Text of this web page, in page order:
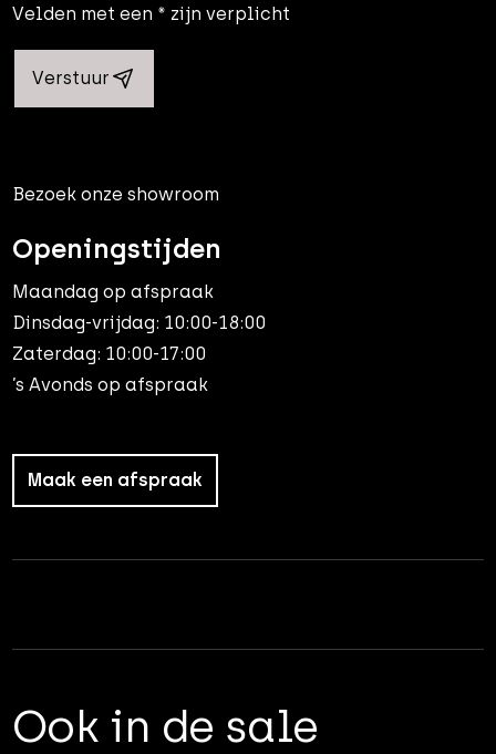
Velden met een * zijn verplicht
Verstuur
Bezoek onze showroom
Openingstijden
Maandag op afspraak
Dinsdag-vrijdag: 10:00-18:00
Zaterdag: 10:00-17:00
’s Avonds op afspraak
Maak een afspraak
Ook in de sale